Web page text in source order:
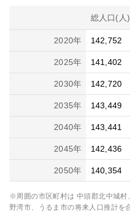
総人口(人)
2020年 142,752
2025年 141,402
2030年 142,720
2035年 143,449
2040年 143,441
2045年 142,436
2050年 140,354
※周囲の市区町村は 中頭郡北中城村
野湾市、うるま市の将来人口推計を